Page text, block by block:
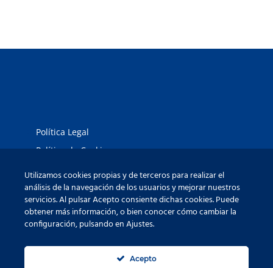
Política Legal
Política de Cookies
Términos de pago y financiación
Servicios de Venta de Muebles Online
Utilizamos cookies propias y de terceros para realizar el
análisis de la navegación de los usuarios y mejorar nuestros
servicios. Al pulsar Acepto consiente dichas cookies. Puede
obtener más información, o bien conocer cómo cambiar la
configuración, pulsando en Ajustes.
Acepto